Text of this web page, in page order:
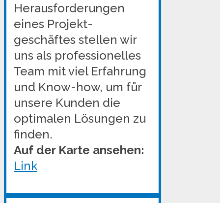
Herausforderungen
eines Projekt-
geschäftes stellen wir
uns als professionelles
Team mit viel Erfahrung
und Know-how, um für
unsere Kunden die
optimalen Lösungen zu
finden.
Auf der Karte ansehen:
Link